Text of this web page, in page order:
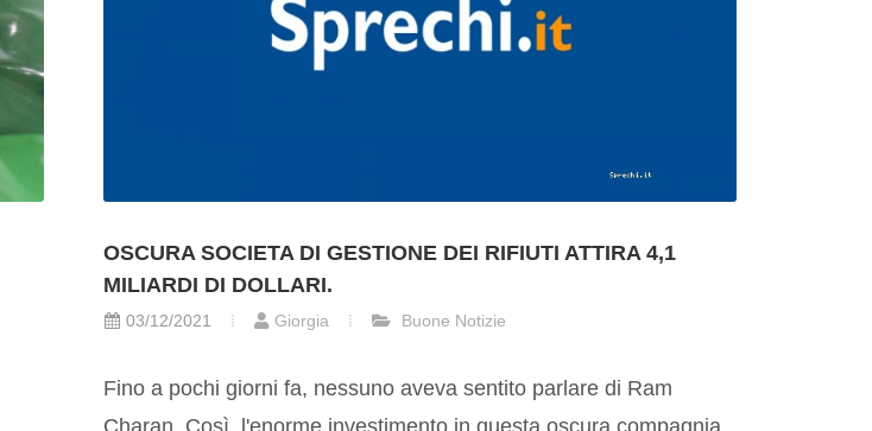
OSCURA SOCIETA DI GESTIONE DEI RIFIUTI ATTIRA 4,1
MILIARDI DI DOLLARI.
03/12/2021 Giorgia Buone Notizie
Fino a pochi giorni fa, nessuno aveva sentito parlare di Ram
Charan. Così, l'enorme investimento in questa oscura compagnia,